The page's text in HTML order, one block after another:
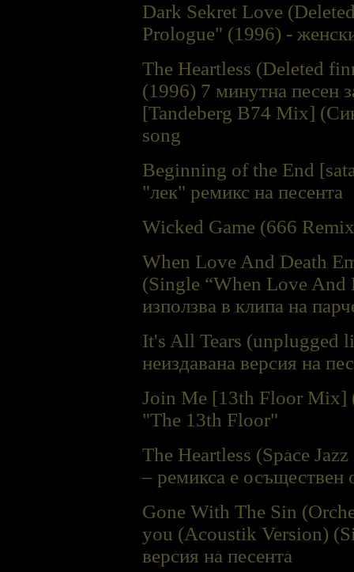
Dark Sekret Love
Prologue" (1996) -
The Heartless (Deleted
(1996) 7 минутна песен
[Tandeberg B74 Mix]
song
Beginning of the End
"лек" ремикс на песента
Wicked Game (666
When Love And Death
(Single “When Love And
използва в клипа на
It's All Tears (unplugged
неиздавана версия на
Join Me [13th Floor Mix]
"The 13th Floor"
The Heartless (Space
– ремикса е
Gone With The Sin
you (Acoustik Version)
версия на песента